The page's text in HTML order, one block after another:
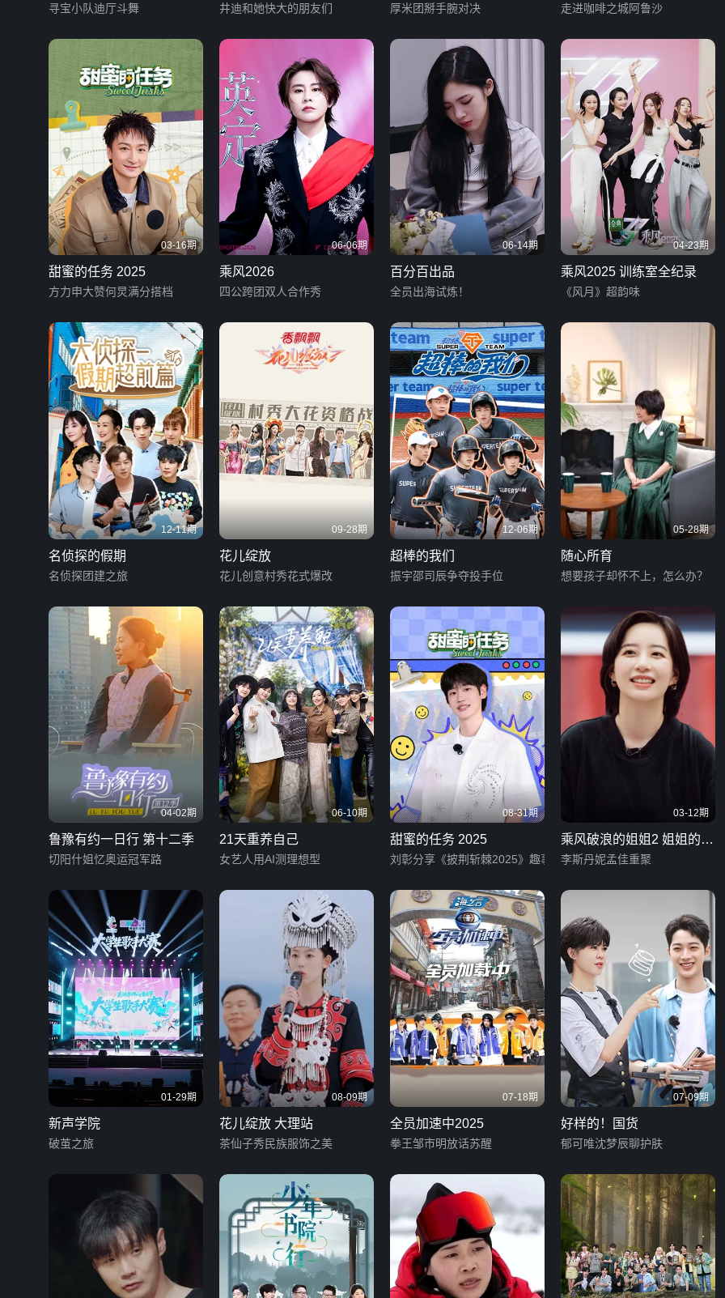
寻宝小队迪厅斗舞 井迪和她快大的朋友们 厚米团掰手腕对决 走进咖啡之城阿鲁沙
03-16期
甜蜜的任务 2025
方力申大赞何炅满分搭档
06-06期
乘风2026
四公跨团双人合作秀
06-14期
百分百出品
全员出海试炼！
04-23期
乘风2025 训练室全纪录
《风月》超韵味
12-11期
名侦探的假期
名侦探团建之旅
09-28期
花儿绽放
花儿创意村秀花式爆改
12-06期
超棒的我们
振宇邵司辰争夺投手位
05-28期
随心所育
想要孩子却怀不上，怎么办？
04-02期
鲁豫有约一日行 第十二季
切阳什姐忆奥运冠军路
06-10期
21天重养自己
女艺人用AI测理想型
08-31期
甜蜜的任务 2025
刘彰分享《披荆斩棘2025》趣事
03-12期
乘风破浪的姐姐2 姐姐的宿
舍
李斯丹妮孟佳重聚
01-29期
新声学院
破茧之旅
08-09期
花儿绽放 大理站
茶仙子秀民族服饰之美
07-18期
全员加速中2025
拳王邹市明放话苏醒
07-09期
好样的！国货
郁可唯沈梦辰聊护肤